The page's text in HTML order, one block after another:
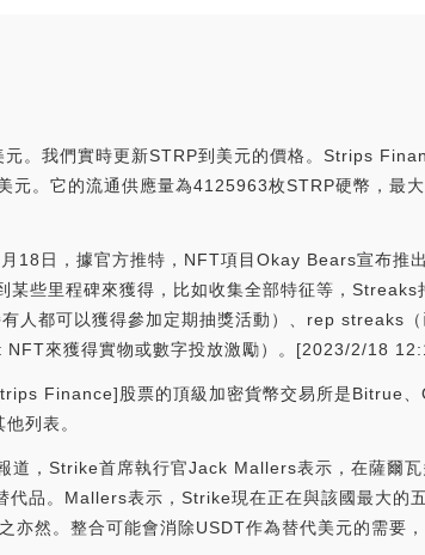
。我們實時更新STRP到美元的價格。Strips
。它的流通供應量為4125963枚STRP硬幣，最
日，據官方推特，NFT項目Okay Bears宣布推
些里程碑來獲得，比如收集全部特征等，Streaks
人都可以獲得參加定期抽獎活動）、rep streaks
來獲得實物或數字投放激勵）。[2023/2/18
Finance]股票的頂級加密貨幣交易所是Bitrue、
列表。
，Strike首席執行官Jack Mallers表示，在薩爾
品。Mallers表示，Strike現在正在與該國最大的
亦然。整合可能會消除USDT作為替代美元的需要